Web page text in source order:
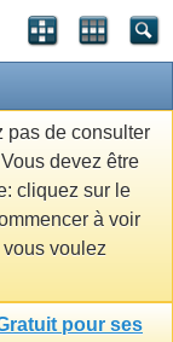
pas de consulter
devez être
cliquez sur le
à voir
voulez
pour ses